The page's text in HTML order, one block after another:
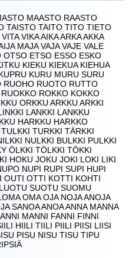
MAASTO RAASTO
TAISTO TAITO TITO TIETO
VIKA AIKA ARKA AKKA
MAJA VAJA VAJE VALE
OTSO ETSO ESSO ESKO
KIEKU KIEKUA KIEHUA
KURU MURU SURU
RUOHO RUOTO RUTTO
ROKKO KOKKO
ORKKU ARKKU ARKKI
LANKKI LANKKU
HARKKU HARKKO
TURKKI TÄRKKI
NULKKI BULKKI PULKKI
ÖLKKI TÖLKKI TÖKKI
HOKU JOKU JOKI LOKI LIKI
NUPI RUPI SUPI HUPI
OUTI OTTI KOTTI KOHTI
SUOTU SUOMU
OMA OJA NOJA ANOJA
SANOA ANOA ANNA MANNA
MANNI FANNI FINNI
HIILI TIILI PIILI PIISI LIISI
PISU NISU TISU TIPU